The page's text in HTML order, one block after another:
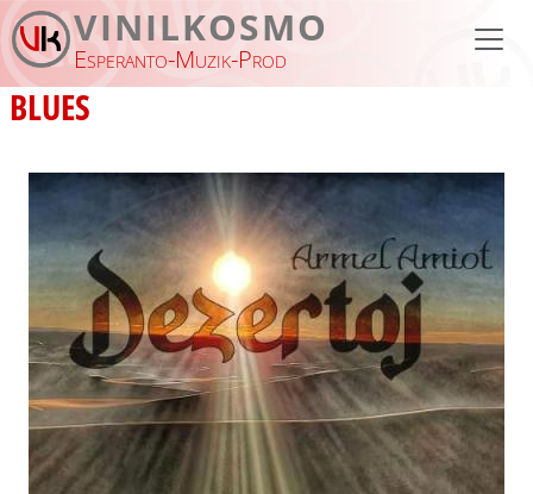
Aller au contenu principal
VINILKOSMO
Esperanto-Muzik-Prod
BLUES